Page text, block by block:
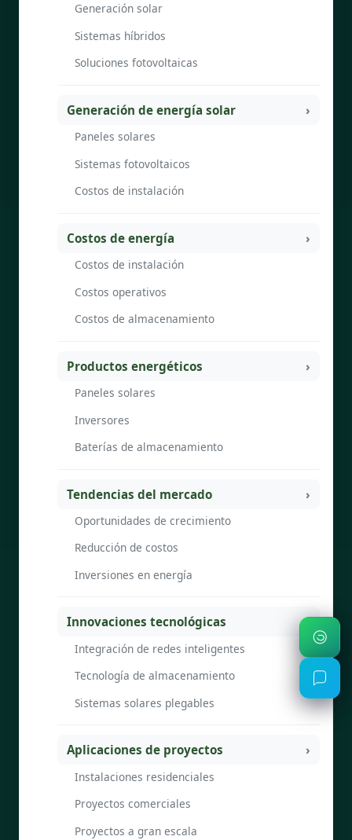
Generación solar
Sistemas híbridos
Soluciones fotovoltaicas
Generación de energía solar
Paneles solares
Sistemas fotovoltaicos
Costos de instalación
Costos de energía
Costos de instalación
Costos operativos
Costos de almacenamiento
Productos energéticos
Paneles solares
Inversores
Baterías de almacenamiento
Tendencias del mercado
Oportunidades de crecimiento
Reducción de costos
Inversiones en energía
Innovaciones tecnológicas
Integración de redes inteligentes
Tecnología de almacenamiento
Sistemas solares plegables
Aplicaciones de proyectos
Instalaciones residenciales
Proyectos comerciales
Proyectos a gran escala